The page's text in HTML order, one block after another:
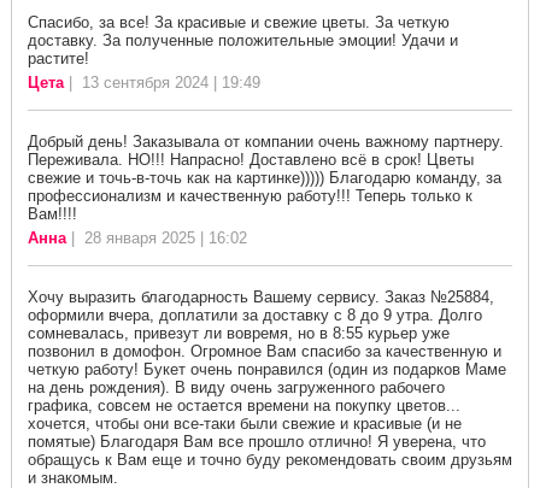
Спасибо, за все! За красивые и свежие цветы. За четкую
доставку. За полученные положительные эмоции! Удачи и
растите!
Цета| 13 сентября 2024 | 19:49
Добрый день! Заказывала от компании очень важному партнеру.
Переживала. НО!!! Напрасно! Доставлено всё в срок! Цветы
свежие и точь-в-точь как на картинке))))) Благодарю команду, за
профессионализм и качественную работу!!! Теперь только к
Вам!!!!
Анна| 28 января 2025 | 16:02
Хочу выразить благодарность Вашему сервису. Заказ №25884,
оформили вчера, доплатили за доставку с 8 до 9 утра. Долго
сомневалась, привезут ли вовремя, но в 8:55 курьер уже
позвонил в домофон. Огромное Вам спасибо за качественную и
четкую работу! Букет очень понравился (один из подарков Маме
на день рождения). В виду очень загруженного рабочего
графика, совсем не остается времени на покупку цветов...
хочется, чтобы они все-таки были свежие и красивые (и не
помятые) Благодаря Вам все прошло отлично! Я уверена, что
обращусь к Вам еще и точно буду рекомендовать своим друзьям
и знакомым.